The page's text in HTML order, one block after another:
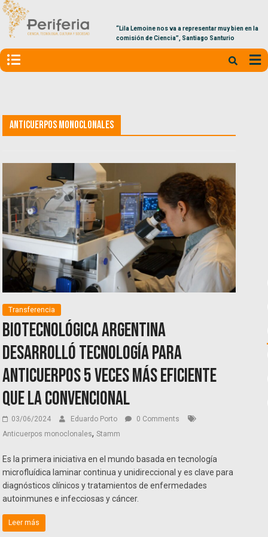
“Lila Lemoine nos va a representar muy bien en la
comisión de Ciencia”, Santiago Santurio
Anticuerpos monoclonales
Transferencia
Biotecnológica argentina
desarrolló tecnología para
anticuerpos 5 veces más eficiente
que la convencional
03/06/2024 Eduardo Porto
0 Comments
Anticuerpos monoclonales,Stamm
Es la primera iniciativa en el mundo basada en tecnología
microfluídica laminar continua y unidireccional y es clave para
diagnósticos clínicos y tratamientos de enfermedades
autoinmunes e infecciosas y cáncer.
Leer más